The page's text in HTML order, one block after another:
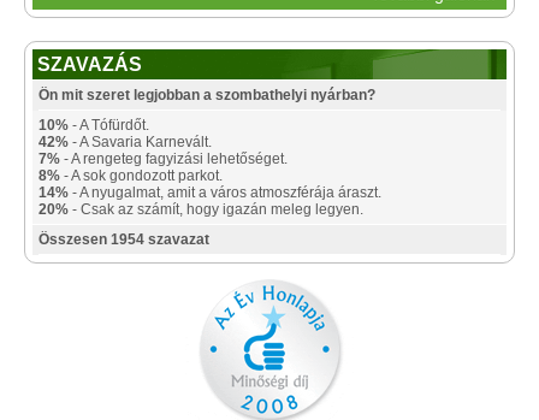
SZAVAZÁS
Ön mit szeret legjobban a szombathelyi nyárban?
10% - A Tófürdőt.
42% - A Savaria Karnevált.
7% - A rengeteg fagyizási lehetőséget.
8% - A sok gondozott parkot.
14% - A nyugalmat, amit a város atmoszférája áraszt.
20% - Csak az számít, hogy igazán meleg legyen.
Összesen 1954 szavazat